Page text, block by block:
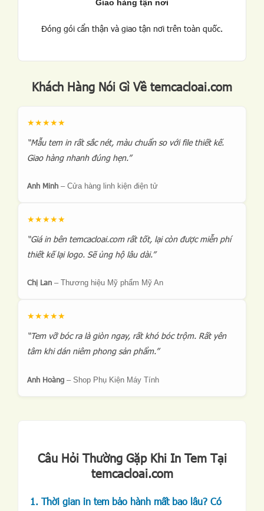
Giao hàng tận nơi
Đóng gói cẩn thận và giao tận nơi trên toàn quốc.
Khách Hàng Nói Gì Về temcacloai.com
★★★★★
“Mẫu tem in rất sắc nét, màu chuẩn so với file thiết kế.
Giao hàng nhanh đúng hẹn.”
Anh Minh – Cửa hàng linh kiện điện tử
★★★★★
“Giá in bên temcacloai.com rất tốt, lại còn được miễn phí
thiết kế lại logo. Sẽ ủng hộ lâu dài.”
Chị Lan – Thương hiệu Mỹ phẩm Mỹ An
★★★★★
“Tem vỡ bóc ra là giòn ngay, rất khó bóc trộm. Rất yên
tâm khi dán niêm phong sản phẩm.”
Anh Hoàng – Shop Phụ Kiện Máy Tính
Câu Hỏi Thường Gặp Khi In Tem Tại
temcacloai.com
1. Thời gian in tem bảo hành mất bao lâu? Có